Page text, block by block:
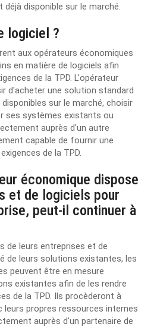
déjà disponible sur le marché.
logiciel ?
aux opérateurs économiques
en matière de logiciels afin
de la TPD. L'opérateur
d'acheter une solution standard
sur le marché, choisir
ses systèmes existants ou
auprès d'un autre
capable de fournir une
de la TPD.
économique dispose
et de logiciels pour
peut-il continuer à
de leurs entreprises et de
de leurs solutions existantes, les
peuvent être en mesure
existantes afin de les rendre
de la TPD. Ils procèderont à
propres ressources internes
auprès d'un partenaire de